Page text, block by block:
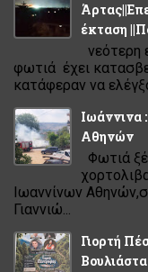
έκταση
νεότερη
φωτιά έχει
κατάφεραν να
Ιωάννινα
Αθηνών
Φωτιά
Ιωαννίνων
Γιαννιώ...
Γιορτή